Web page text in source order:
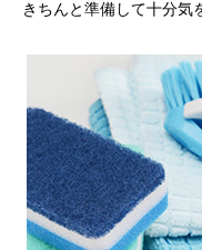
きちんと準備して十分気